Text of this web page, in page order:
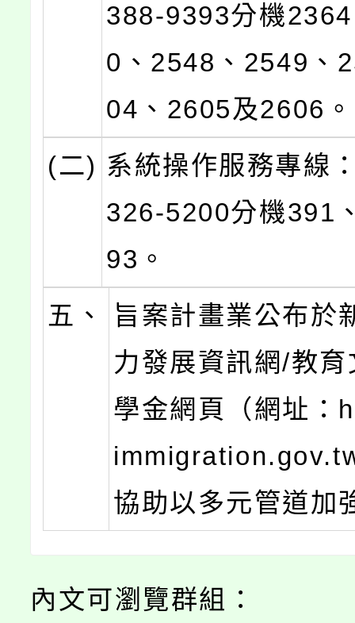
388-9393分機
0、2548、2549、
04、2605及2606。
(二) 系統操作服務專線
326-5200分機391
93。
五、
旨案計畫業公布於
力發展資訊網/教
學金網頁（網址
協助以多元管道加
內文可瀏覽群組：